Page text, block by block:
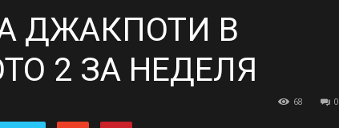
ДЖАКПОТИ В
2 ЗА НЕДЕЛЯ
0
68